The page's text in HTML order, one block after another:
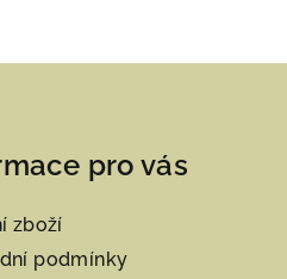
pro vás
zboží
podmínky